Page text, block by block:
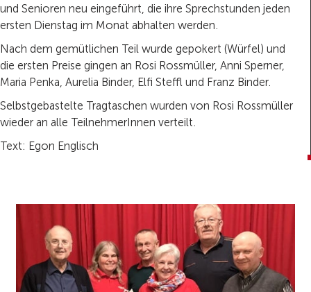
und Senioren neu eingeführt, die ihre Sprechstunden jeden
ersten Dienstag im Monat abhalten werden.
Nach dem gemütlichen Teil wurde gepokert (Würfel) und
die ersten Preise gingen an Rosi Rossmüller, Anni Sperner,
Maria Penka, Aurelia Binder, Elfi Steffl und Franz Binder.
Selbstgebastelte Tragtaschen wurden von Rosi Rossmüller
wieder an alle TeilnehmerInnen verteilt.
Text: Egon Englisch